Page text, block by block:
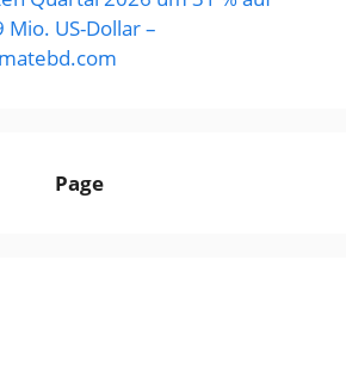
Mio. US-Dollar –
Page